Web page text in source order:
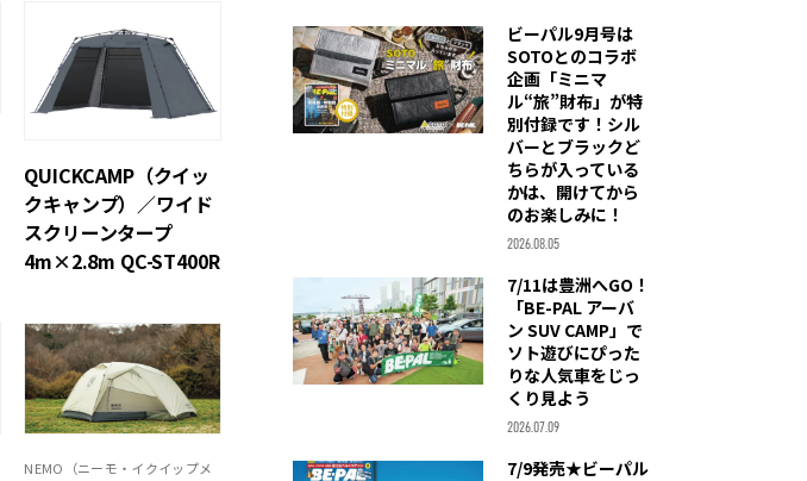
QUICKCAMP（クイッ
クキャンプ）／ワイド
スクリーンタープ
4m×2.8m QC-ST400R
NEMO（ニーモ・イクイップメ
ビーパル9月号は
SOTOとのコラボ
企画「ミニマ
ル“旅”財布」が特
別付録です！シル
バーとブラックど
ちらが入っている
かは、開けてから
のお楽しみに！
2026.08.05
7/11は豊洲へGO！
「BE-PAL アーバ
ン SUV CAMP」で
ソト遊びにぴった
りな人気車をじっ
くり見よう
2026.07.09
7/9発売★ビーパル